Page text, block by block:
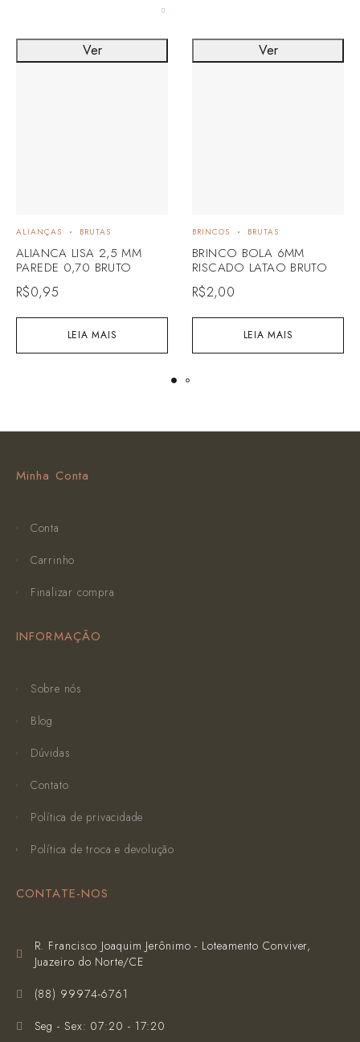
LEIA MAIS
ALIANÇAS BRUTAS
ALIANCA LISA 2,5 MM
PAREDE 0,70 BRUTO
R$0,95
Ver
LEIA MAIS
BRINCOS BRUTAS
BRINCO BOLA 6MM
RISCADO LATAO BRUTO
R$2,00
Ver
Minha Conta
Conta
Carrinho
Finalizar compra
INFORMAÇÃO
Sobre nós
Blog
Dúvidas
Contato
Política de privacidade
Política de troca e devolução
CONTATE-NOS
R. Francisco Joaquim Jerônimo - Loteamento Conviver,
Juazeiro do Norte/CE
(‪88) 99974-6761‬
Seg - Sex: 07:20 - 17:20